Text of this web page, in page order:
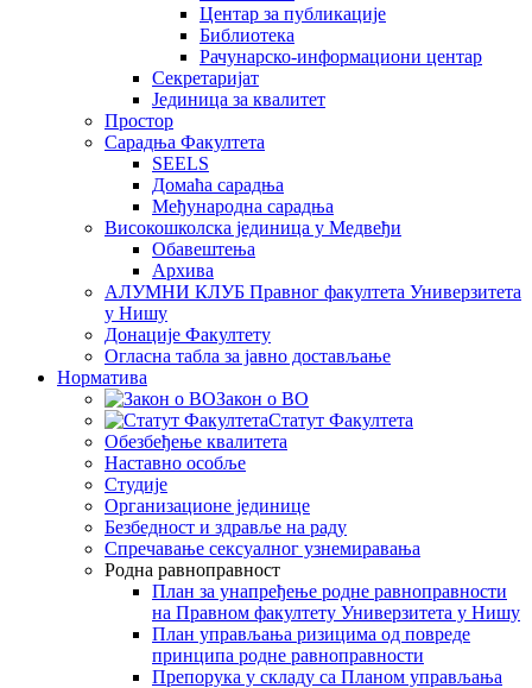
Центар за публикације
Библиотека
Рачунарско-информациони центар
Секретаријат
Јединица за квалитет
Простор
Сарадња Факултета
SEELS
Домаћа сарадња
Међународна сарадња
Високошколска јединица у Медвеђи
Обавештења
Архива
АЛУМНИ КЛУБ Правног факултета Универзитета
у Нишу
Донације Факултету
Огласна табла за јавно достављање
Норматива
Закон о ВО
Статут Факултета
Обезбеђење квалитета
Наставно особље
Студије
Организационе јединице
Безбедност и здравље на раду
Спречавање сексуалног узнемиравања
Родна равноправност
План за унапређење родне равноправности
на Правном факултету Универзитета у Нишу
План управљања ризицима од повреде
принципа родне равноправности
Препорука у складу са Планом управљања